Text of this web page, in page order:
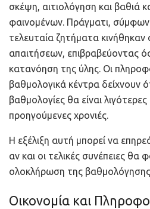
σκέψη, αιτιολόγηση και βαθιά
φαινομένων. Πράγματι,
τελευταία ζητήματα
απαιτήσεων, επιβραβεύοντας
κατανόηση της ύλης. Οι
βαθμολογικά κέντρα δείχνουν
βαθμολογίες θα είναι
προηγούμενες χρονιές.
Η εξέλιξη αυτή μπορεί να
αν και οι τελικές συνέπειες
ολοκλήρωση της
Οικονομία και